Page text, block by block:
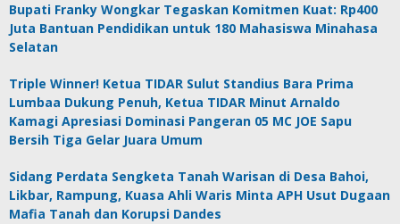
Bupati Franky Wongkar Tegaskan Komitmen Kuat: Rp400
Juta Bantuan Pendidikan untuk 180 Mahasiswa Minahasa
Selatan
Triple Winner! Ketua TIDAR Sulut Standius Bara Prima
Lumbaa Dukung Penuh, Ketua TIDAR Minut Arnaldo
Kamagi Apresiasi Dominasi Pangeran 05 MC JOE Sapu
Bersih Tiga Gelar Juara Umum
Sidang Perdata Sengketa Tanah Warisan di Desa Bahoi,
Likbar, Rampung, Kuasa Ahli Waris Minta APH Usut Dugaan
Mafia Tanah dan Korupsi Dandes